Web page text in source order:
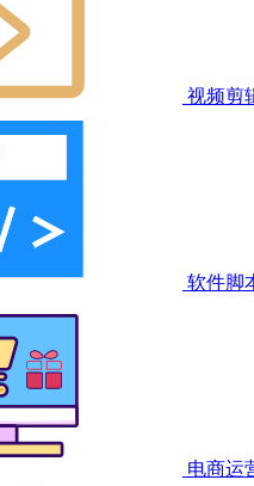
视频剪
软件脚
电商运